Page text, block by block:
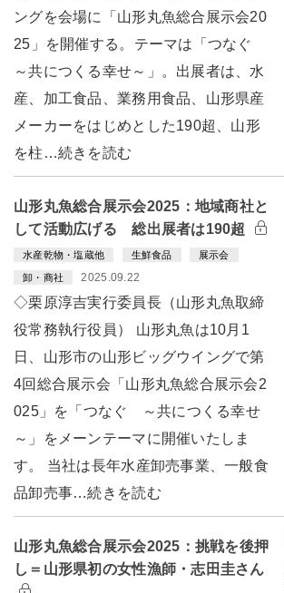
ングを会場に「山形丸魚総合展示会20
25」を開催する。テーマは「つなぐ
～共につくる幸せ～」。出展者は、水
産、加工食品、業務用食品、山形県産
メーカーをはじめとした190超、山形
を柱…続きを読む
山形丸魚総合展示会2025：地域商社と
して活動広げる 総出展者は190超
水産乾物・塩蔵他 生鮮食品 展示会
卸・商社 2025.09.22
◇栗原淳吉実行委員長（山形丸魚取締
役常務執行役員） 山形丸魚は10月1
日、山形市の山形ビッグウイングで第
4回総合展示会「山形丸魚総合展示会2
025」を「つなぐ ～共につくる幸せ
～」をメーンテーマに開催いたしま
す。 当社は長年水産卸売事業、一般食
品卸売事…続きを読む
山形丸魚総合展示会2025：挑戦を後押
し＝山形県初の女性漁師・志田圭さん